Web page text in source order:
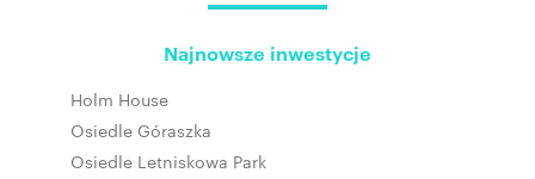
Najnowsze inwestycje
Holm House
Osiedle Góraszka
Osiedle Letniskowa Park